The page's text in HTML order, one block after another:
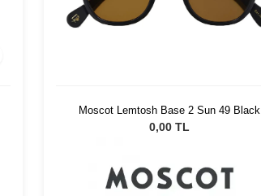
Moscot Lemtosh Base 2 Sun 49 Black
Amber
0,00 TL